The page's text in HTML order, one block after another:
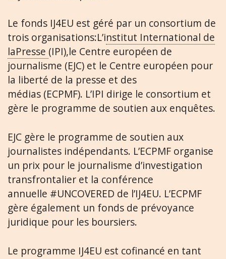
Le fonds IJ4EU est géré par un consortium de
trois organisations:L’institut International de
laPresse (IPI),le Centre européen de
journalisme (EJC) et le Centre européen pour
la liberté de la presse et des
médias (ECPMF). L’IPI dirige le consortium et
gère le programme de soutien aux enquêtes.
EJC gère le programme de soutien aux
journalistes indépendants. L’ECPMF organise
un prix pour le journalisme d’investigation
transfrontalier et la conférence
annuelle #UNCOVERED de l’IJ4EU. L’ECPMF
gère également un fonds de prévoyance
juridique pour les boursiers.
Le programme IJ4EU est cofinancé en tant